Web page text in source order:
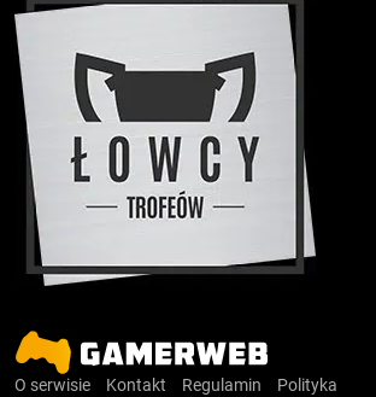
O serwisie Kontakt Regulamin Polityka